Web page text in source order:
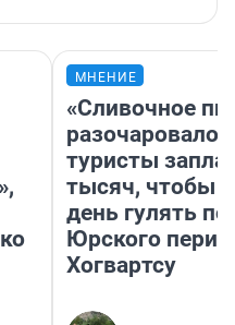
МНЕНИЕ
«Сливочное
разочаровало»:
туристы
тысяч, чтобы
день гулять по
Юрского
Хогвартсу